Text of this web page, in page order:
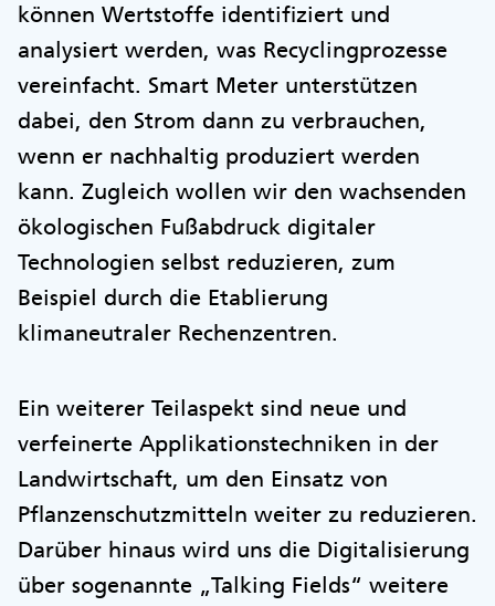
können Wertstoffe identifiziert und
analysiert werden, was Recyclingprozesse
vereinfacht. Smart Meter unterstützen
dabei, den Strom dann zu verbrauchen,
wenn er nachhaltig produziert werden
kann. Zugleich wollen wir den wachsenden
ökologischen Fußabdruck digitaler
Technologien selbst reduzieren, zum
Beispiel durch die Etablierung
klimaneutraler Rechenzentren.
Ein weiterer Teilaspekt sind neue und
verfeinerte Applikationstechniken in der
Landwirtschaft, um den Einsatz von
Pflanzenschutzmitteln weiter zu reduzieren.
Darüber hinaus wird uns die Digitalisierung
über sogenannte „Talking Fields“ weitere